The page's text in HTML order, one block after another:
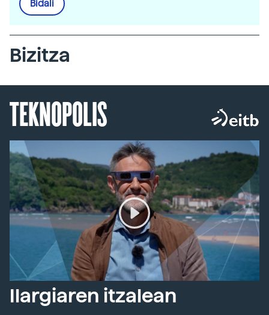
Bidali
Bizitza
TEKNOPOLIS
Ilargiaren itzalean